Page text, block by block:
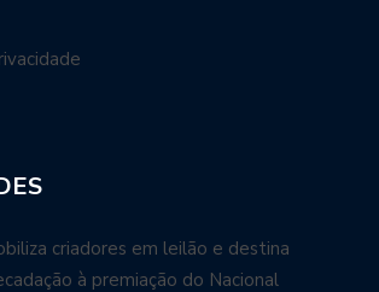
criadores em leilão e destina
à premiação do Nacional